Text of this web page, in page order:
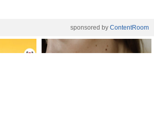
sponsored by ContentRoom